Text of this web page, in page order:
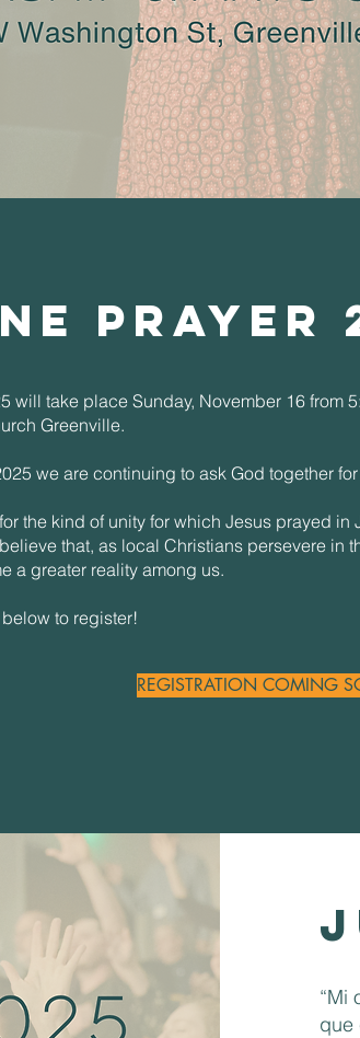
prayer
will take place Sunday, November 16 from
Greenville.
we are continuing to ask God together
the kind of unity for which Jesus prayed in
that, as local Christians persevere in
a greater reality among us.
to register!
REGISTRATION COMING
“Mi
que